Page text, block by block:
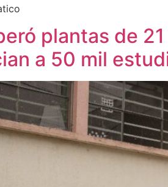
plantas de
a 50 mil